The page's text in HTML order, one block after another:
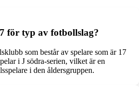
för typ av fotbollslag?
som består av spelare som är 17
i J södra-serien, vilket är en
i den åldersgruppen.